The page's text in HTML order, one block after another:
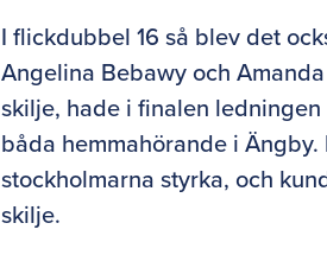
I flickdubbel 16 så blev det
Angelina Bebawy och
skilje, hade i finalen
båda hemmahörande i
stockholmarna styrka, och
skilje.